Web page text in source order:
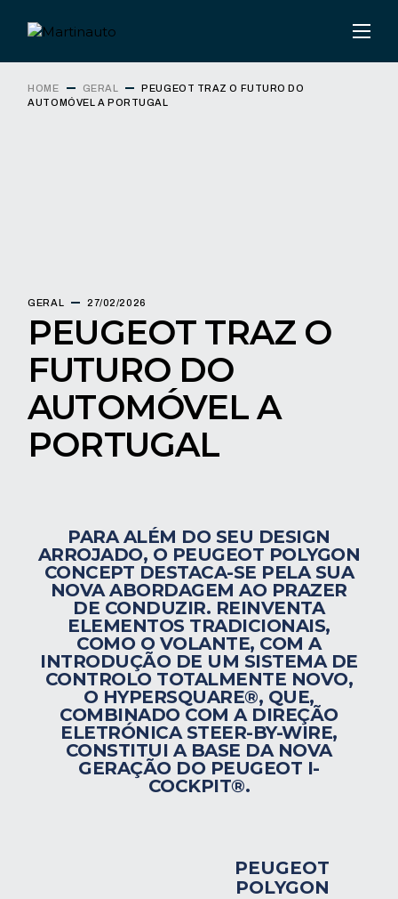
HOME GERAL
PEUGEOT TRAZ O FUTURO DO
AUTOMÓVEL A PORTUGAL
GERAL 27/02/2026
PEUGEOT TRAZ O
FUTURO DO
AUTOMÓVEL A
PORTUGAL
PARA ALÉM DO SEU DESIGN
ARROJADO, O PEUGEOT POLYGON
CONCEPT DESTACA-SE PELA SUA
NOVA ABORDAGEM AO PRAZER
DE CONDUZIR. REINVENTA
ELEMENTOS TRADICIONAIS,
COMO O VOLANTE, COM A
INTRODUÇÃO DE UM SISTEMA DE
CONTROLO TOTALMENTE NOVO,
O HYPERSQUARE®, QUE,
COMBINADO COM A DIREÇÃO
ELETRÓNICA STEER-BY-WIRE,
CONSTITUI A BASE DA NOVA
GERAÇÃO DO PEUGEOT I-
COCKPIT®.
PEUGEOT
POLYGON